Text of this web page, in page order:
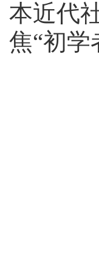
本近代
焦“初